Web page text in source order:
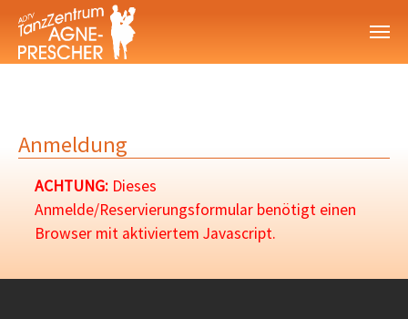
Anmeldung
ACHTUNG:Dieses
Anmelde/Reservierungsformular benötigt einen
Browser mit aktiviertem Javascript.